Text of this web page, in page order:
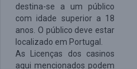
destina-se a um público
com idade superior a 18
anos. O público deve estar
localizado em Portugal.
As Licenças dos casinos
aqui mencionados podem